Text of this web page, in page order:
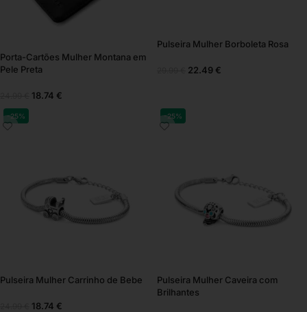
Porta-Cartões Mulher Montana em
Pele Preta
18.74 €
Pulseira Mulher Borboleta Rosa
22.49 €
-25%
Pulseira Mulher Carrinho de Bebe
18.74 €
-25%
Pulseira Mulher Caveira com
Brilhantes